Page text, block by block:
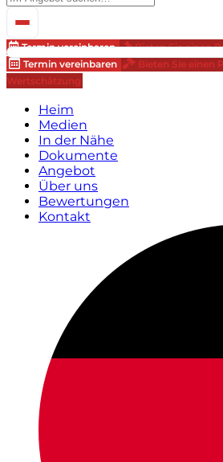
Termin vereinbaren Bieten Sie einen
Termin vereinbaren
Bieten Sie einen
Wertschätzung
Heim
Medien
In der Nähe
Dokumente
Angebot
Über uns
Bewertungen
Kontakt